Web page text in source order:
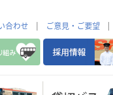
合わせ | ご意見・ご要望 |